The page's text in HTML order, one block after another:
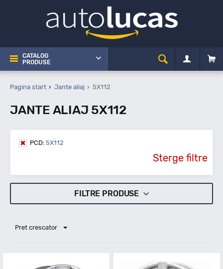
CATALOG
PRODUSE
Pagina start Jante aliaj 5X112
JANTE ALIAJ 5X112
PCD: 5X112
Sterge filtre
FILTRE PRODUSE
Pret crescator